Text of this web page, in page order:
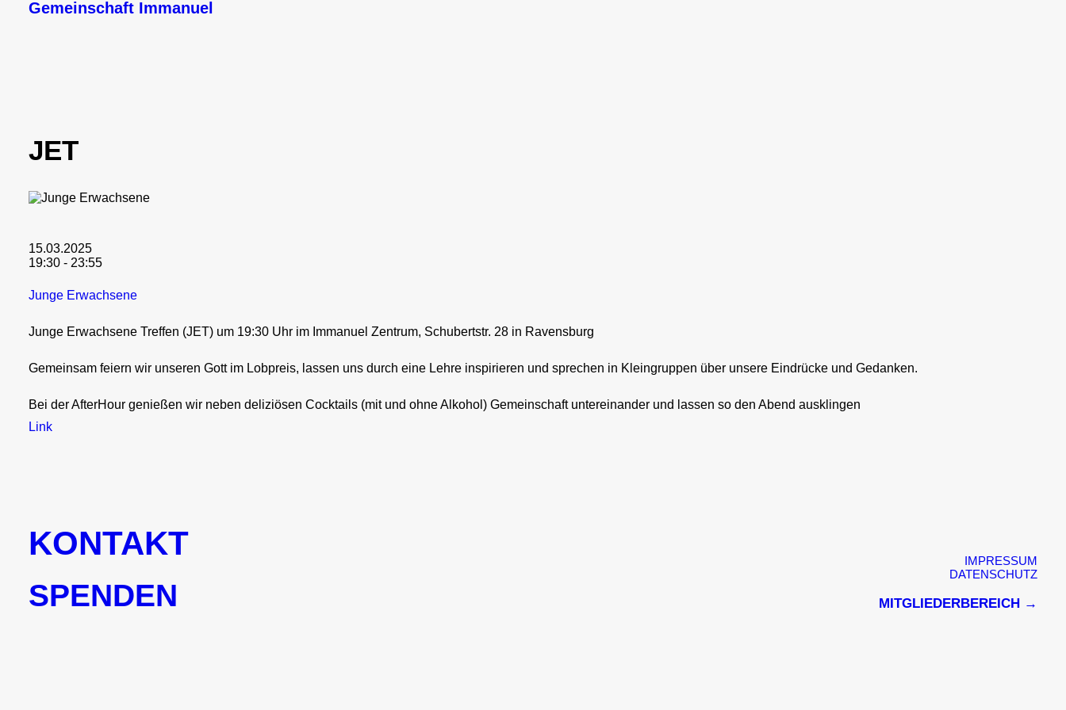
Gemeinschaft Immanuel
JET
15.03.2025
19:30 - 23:55
Junge Erwachsene
Junge Erwachsene Treffen (JET) um 19:30 Uhr im Immanuel Zentrum, Schubertstr. 28 in Ravensburg
Gemeinsam feiern wir unseren Gott im Lobpreis, lassen uns durch eine Lehre inspirieren und sprechen in Kleingruppen über unsere Eindrücke und Gedanken.
Bei der AfterHour genießen wir neben deliziösen Cocktails (mit und ohne Alkohol) Gemeinschaft untereinander und lassen so den Abend ausklingen
Link
KONTAKT
SPENDEN
IMPRESSUM
DATENSCHUTZ
MITGLIEDERBEREICH →